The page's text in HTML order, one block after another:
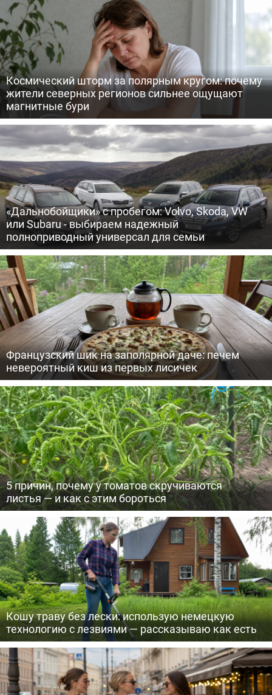
Космический шторм за полярным кругом: почему
жители северных регионов сильнее ощущают
магнитные бури
«Дальнобойщики» с пробегом: Volvo, Skoda, VW
или Subaru - выбираем надежный
полноприводный универсал для семьи
Французский шик на заполярной даче: печем
невероятный киш из первых лисичек
5 причин, почему у томатов скручиваются
листья — и как с этим бороться
Кошу траву без лески: использую немецкую
технологию с лезвиями — рассказываю как есть